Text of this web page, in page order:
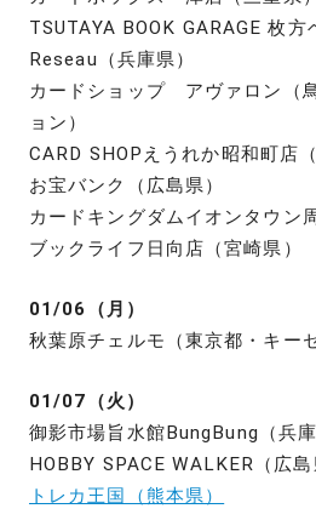
TSUTAYA BOOK GARAGE 枚方
Reseau（兵庫県）
カードショップ アヴァロン（
ョン）
CARD SHOPえうれか昭和町店（
お宝バンク（広島県）
カードキングダムイオンタウン
ブックライフ日向店（宮崎県）
01/06（月）
秋葉原チェルモ（東京都・キー
01/07（火）
御影市場旨水館BungBung（兵庫
HOBBY SPACE WALKER（広島
トレカ王国（熊本県）